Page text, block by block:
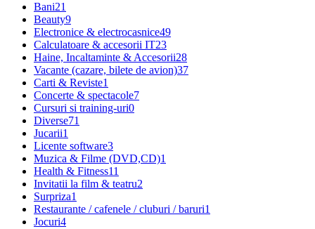
Bani21
Beauty9
Electronice & electrocasnice49
Calculatoare & accesorii IT23
Haine, Incaltaminte & Accesorii28
Vacante (cazare, bilete de avion)37
Carti & Reviste1
Concerte & spectacole7
Cursuri si training-uri0
Diverse71
Jucarii1
Licente software3
Muzica & Filme (DVD,CD)1
Health & Fitness11
Invitatii la film & teatru2
Surpriza1
Restaurante / cafenele / cluburi / baruri1
Jocuri4